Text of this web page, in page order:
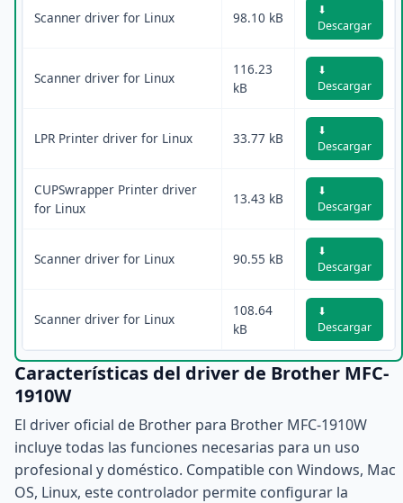
Scanner driver for Linux 98.10 kB
⬇
Descargar
Scanner driver for Linux
116.23
kB
⬇
Descargar
LPR Printer driver for Linux 33.77 kB
⬇
Descargar
CUPSwrapper Printer driver
for Linux
13.43 kB
⬇
Descargar
Scanner driver for Linux 90.55 kB
⬇
Descargar
Scanner driver for Linux
108.64
kB
⬇
Descargar
Características del driver de Brother MFC-
1910W
El driver oficial de Brother para Brother MFC-1910W
incluye todas las funciones necesarias para un uso
profesional y doméstico. Compatible con Windows, Mac
OS, Linux, este controlador permite configurar la